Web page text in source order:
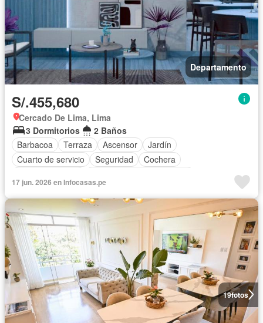
Departamento
S/.455,680
Cercado De Lima, Lima
3 Dormitorios
2 Baños
Barbacoa
Terraza Ascensor
Jardín
Cuarto de servicio
Seguridad
Cochera
17 jun. 2026 en Infocasas.pe
19fotos